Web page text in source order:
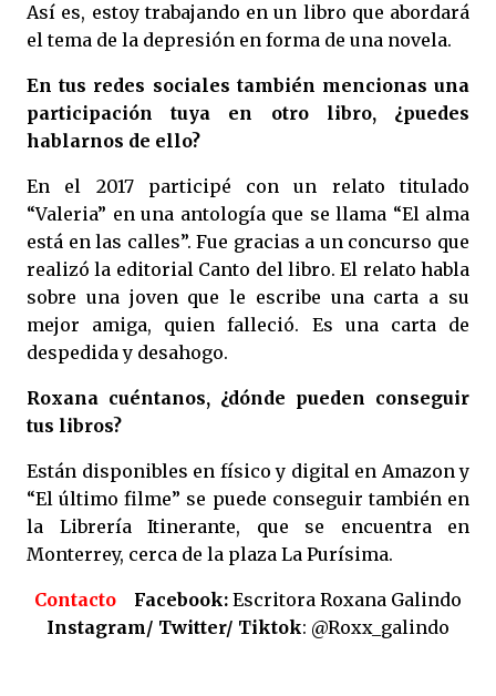
Así es, estoy trabajando en un libro que abordará
el tema de la depresión en forma de una novela.
En tus redes sociales también mencionas una
participación tuya en otro libro, ¿puedes
hablarnos de ello?
En el 2017 participé con un relato titulado
“Valeria” en una antología que se llama “El alma
está en las calles”. Fue gracias a un concurso que
realizó la editorial Canto del libro. El relato habla
sobre una joven que le escribe una carta a su
mejor amiga, quien falleció. Es una carta de
despedida y desahogo.
Roxana cuéntanos, ¿dónde pueden conseguir
tus libros?
Están disponibles en físico y digital en Amazon y
“El último filme” se puede conseguir también en
la Librería Itinerante, que se encuentra en
Monterrey, cerca de la plaza La Purísima.
Contacto Facebook: Escritora Roxana Galindo
Instagram/ Twitter/ Tiktok: @Roxx_galindo